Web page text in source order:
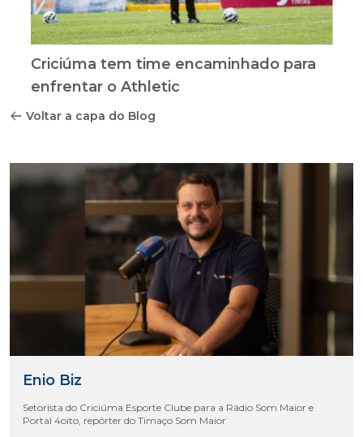
Criciúma tem time encaminhado para
enfrentar o Athletic
Voltar a capa do Blog
Enio Biz
Setorista do Criciúma Esporte Clube para a Rádio Som Maior e
Portal 4oito, repórter do Timaço Som Maior